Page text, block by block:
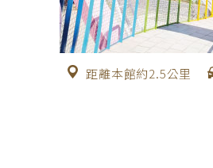
距離本館約2.5公里